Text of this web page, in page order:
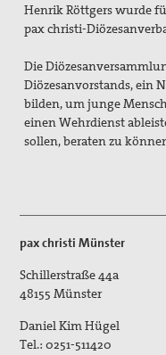
Mitmachen
Basisgruppen
Spenden
Aktionen /
Spenden und
Kampagnen &
Henrik Röttgers wurde
pax christi-
Die
Diözesanvorstands, ein
bilden, um junge
einen Wehrdienst
sollen, beraten zu
pax christi Münster
Schillerstraße 44a
48155 Münster
Daniel Kim Hügel
Tel.:0251-511420